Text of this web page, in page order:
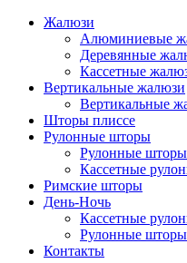
Жалюзи
Алюминиевые
Деревянные
Кассетные
Вертикальные жалюзи
Вертикальные
Шторы плиссе
Рулонные шторы
Рулонные шторы
Кассетные
Римские шторы
День-Ночь
Кассетные
Рулонные шторы
Контакты